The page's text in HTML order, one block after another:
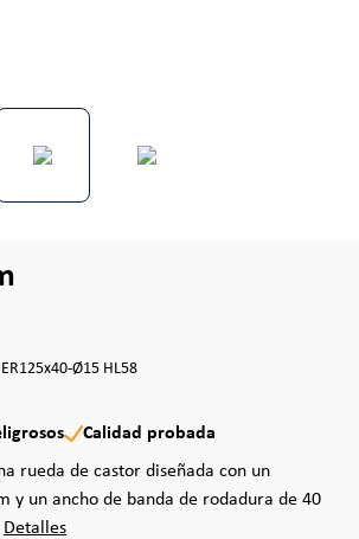
Ø15 HL58
Calidad probada
rueda de castor diseñada con un
y un ancho de banda de rodadura de 40
Detalles